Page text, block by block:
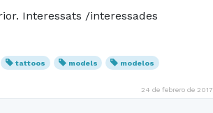
Interessats /interessades
tattoos models modelos
24 de febrero de 2017